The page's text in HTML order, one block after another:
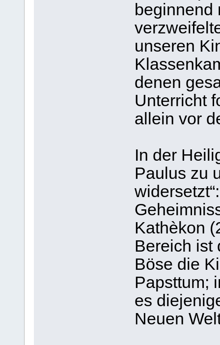
beginnend
unseren
denen
Unterricht
allein vor
In der
Paulus zu
Kathèkon
Bereich ist
Böse die
Papsttum;
es
Neuen